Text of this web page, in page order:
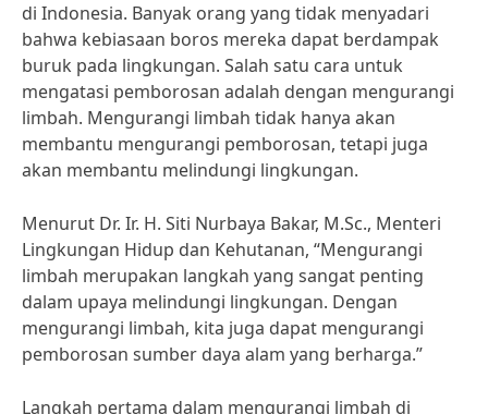
di Indonesia. Banyak orang yang tidak menyadari
bahwa kebiasaan boros mereka dapat berdampak
buruk pada lingkungan. Salah satu cara untuk
mengatasi pemborosan adalah dengan mengurangi
limbah. Mengurangi limbah tidak hanya akan
membantu mengurangi pemborosan, tetapi juga
akan membantu melindungi lingkungan.
Menurut Dr. Ir. H. Siti Nurbaya Bakar, M.Sc., Menteri
Lingkungan Hidup dan Kehutanan, “Mengurangi
limbah merupakan langkah yang sangat penting
dalam upaya melindungi lingkungan. Dengan
mengurangi limbah, kita juga dapat mengurangi
pemborosan sumber daya alam yang berharga.”
Langkah pertama dalam mengurangi limbah di